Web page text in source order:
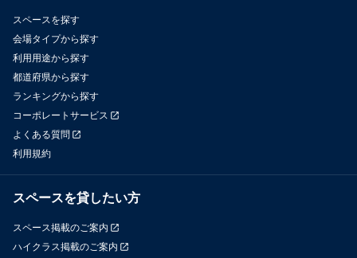
スペースを探す
会場タイプから探す
利用用途から探す
都道府県から探す
ランキングから探す
コーポレートサービス
よくある質問
利用規約
スペースを貸したい方
スペース掲載のご案内
ハイクラス掲載のご案内